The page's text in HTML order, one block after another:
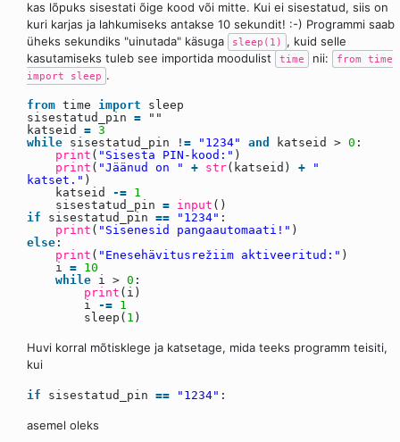
kas lõpuks sisestati õige kood või mitte. Kui ei sisestatud, siis on
kuri karjas ja lahkumiseks antakse 10 sekundit! :-) Programmi saab
üheks sekundiks "uinutada" käsuga
sleep(1) , kuid selle
kasutamiseks tuleb see importida moodulist
time nii:
from time
import sleep .
from time import
sleep
sisestatud_pin =
""
katseid = 3
while sisestatud_pin ! = "1234" and katseid > 0 :
print ( "Sisesta PIN-kood:" )
print ( "Jäänud on " + str(katseid) +
"
katset." )
katseid -= 1
sisestatud_pin = input ()
if
sisestatud_pin == "1234" :
print ( "Sisenesid pangaautomaati!" )
else :
print ( "Enesehävitusrežiim aktiveeritud:" )
i = 10
while i > 0 :
print (i)
i -= 1
sleep( 1 )
Huvi korral mõtisklege ja katsetage, mida teeks programm teisiti,
kui
if sisestatud_pin == "1234" :
asemel oleks